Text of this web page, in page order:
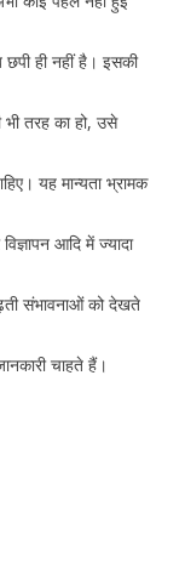
ही नहीं है। इसकी
भी तरह का हो, उसे
यह मान्यता भ्रामक
आदि में ज्यादा
संभावनाओं को देखते
चाहते हैं।